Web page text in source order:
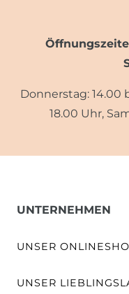
Donnerstag: 14.00
18.00 Uhr,
UNTERNEHMEN
UNSER
UNSER